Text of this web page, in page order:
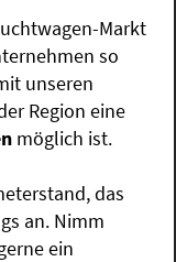
Markt
so
unseren
Region eine
möglich ist.
das
an. Nimm
ein